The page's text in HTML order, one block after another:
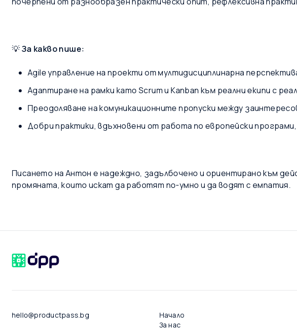
💡За какво пише:
Agile управление на проекти от мултидисциплинарна
Адаптиране на рамки като Scrum и Kanban към реални екипи с
Преодоляване на комуникационните пропуски между
Добри практики, вдъхновени от работа по европейски
Писането на Антон е надеждно, задълбочено и ориентирано към
промяната, които искат да работят по-умно и да водят с емпатия.
hello@productpass.bg
Начало
За нас